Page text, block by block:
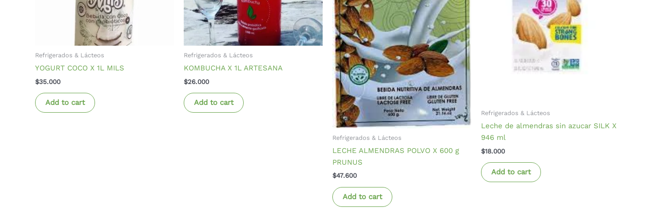
Refrigerados & Lácteos
YOGURT COCO X 1L MILS
$35.000
Add to cart
Refrigerados & Lácteos
KOMBUCHA X 1L ARTESANA
$26.000
Add to cart
Refrigerados & Lácteos
LECHE ALMENDRAS POLVO X 600 g
PRUNUS
$47.600
Add to cart
Refrigerados & Lácteos
Leche de almendras sin azucar SILK X
946 ml
$18.000
Add to cart